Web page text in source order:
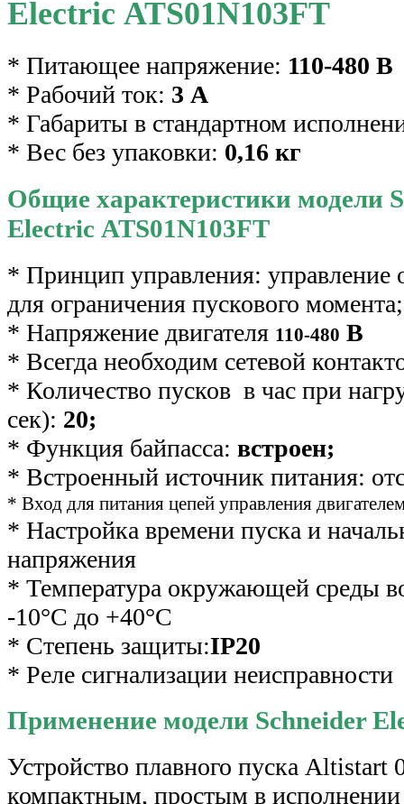
Electric ATS01N103FT
* Питающее напряжение: 110-480 В
* Рабочий ток: 3 А
* Габариты в стандартном
* Вес без упаковки: 0,16 кг
Общие характеристики модели
Electric ATS01N103FT
* Принцип управления: управление
для ограничения пускового момента;
* Напряжение двигателя 110-480 В
* Всегда необходим сетевой
* Количество пусков в час при
сек): 20;
* Функция байпасса: встроен;
* Встроенный источник питания:
* Вход для питания цепей управления
* Настройка времени пуска и
напряжения
* Температура окружающей среды
-10°С до +40°С
* Степень защиты:IP20
* Реле сигнализации неисправности
Применение модели Schneider
Устройство плавного пуска Altistart
компактным, проcтым в исполнении